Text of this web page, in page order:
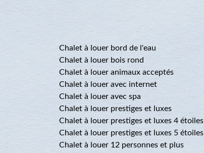
Chalet à louer bord de l'eau
Chalet à louer bois rond
Chalet à louer animaux acceptés
Chalet à louer avec internet
Chalet à louer avec spa
Chalet à louer prestiges et luxes
Chalet à louer prestiges et luxes 4 étoiles
Chalet à louer prestiges et luxes 5 étoiles
Chalet à louer 12 personnes et plus